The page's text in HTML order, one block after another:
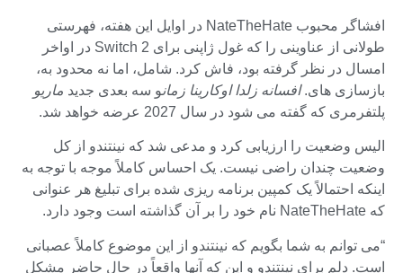
افشاگر محبوب NateTheHate در اوایل این هفته، فهرستی
طولانی از عناوینی را که غول ژاپنی برای Switch 2 در اواخر
امسال در نظر گرفته بود، فاش کرد. شامل، اما نه محدود به،
بازسازی های.افسانه زلدا اوکارینا زمانو سه بعدی جدید ماریو
پلتفرمری که گفته می شود در سال 2027 عرضه خواهد شد.
الیس وضعیت را ارزیابی کرد و مدعی شد که نینتندو از کل
وضعیت چندان راضی نیست. یک احساس کاملاً موجه با توجه به
اینکه احتمالاً یک کمپین برنامه ریزی شده برای تبلیغ هر عنوانی
که NateTheHate نام خود را بر آن گذاشته است وجود دارد.
“می توانم به شما بگویم که نینتندو از این موضوع کاملاً عصبانی
است. دلم برای نینتندو و این که آنها واقعاً در حال حاضر مشکل